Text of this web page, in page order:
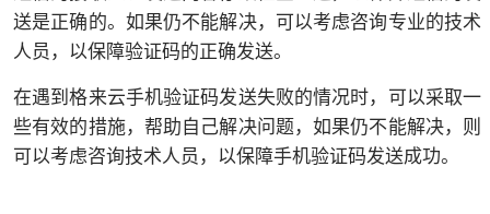
送是正确的。如果仍不能解决，可以考虑咨询专业的技术
人员，以保障验证码的正确发送。
在遇到格来云手机验证码发送失败的情况时，可以采取一
些有效的措施，帮助自己解决问题，如果仍不能解决，则
可以考虑咨询技术人员，以保障手机验证码发送成功。